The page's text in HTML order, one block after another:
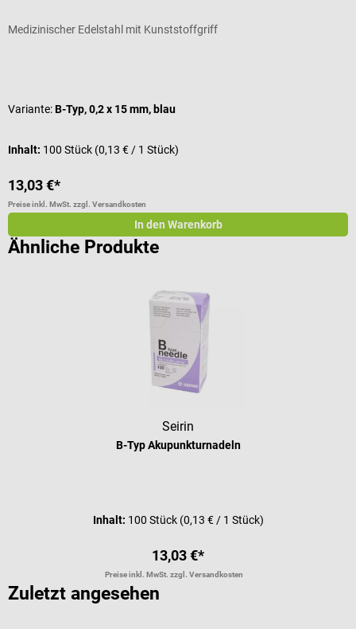
Medizinischer Edelstahl mit Kunststoffgriff
Variante:B-Typ, 0,2 x 15 mm, blau
Inhalt: 100 Stück (0,13 € / 1 Stück)
13,03 €*
Preise inkl. MwSt. zzgl. Versandkosten
In den Warenkorb
Ähnliche Produkte
Seirin
B-Typ Akupunkturnadeln
Inhalt: 100 Stück (0,13 € / 1 Stück)
13,03 €*
Preise inkl. MwSt. zzgl. Versandkosten
Zuletzt angesehen